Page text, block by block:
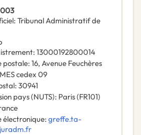
: Tribunal Administratif de
: 13000192800014
postale: 16, Avenue Feuchères
cedex 09
: 30941
pays (NUTS): Paris(FR101)
électronique: greffe.ta-